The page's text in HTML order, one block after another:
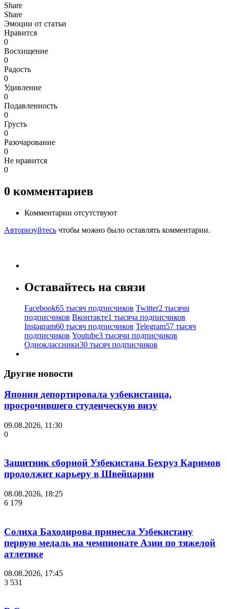
Share
Share
Эмоции от статьи
Нравится
0
Восхищение
0
Радость
0
Удивление
0
Подавленность
0
Грусть
0
Разочарование
0
Не нравится
0
0 комментариев
Комментарии отсутствуют
Авторизуйтесь чтобы можно было оставлять комментарии.
Оставайтесь на связи
Facebook65 тысяч подписчиков Twitter2 тысячи
подписчиков Вконтакте1 тысяча подписчиков
Instagram60 тысяч подписчиков Telegram57 тысяч
подписчиков Youtube3 тысячи подписчиков
Одноклассники30 тысяч подписчиков
Другие новости
Япония депортировала узбекистанца,
просрочившего студенческую визу
09.08.2026, 11:30
0
Защитник сборной Узбекистана Бехруз Каримов
продолжит карьеру в Швейцарии
08.08.2026, 18:25
6 179
Солиха Баходирова принесла Узбекистану
первую медаль на чемпионате Азии по тяжелой
атлетике
08.08.2026, 17:45
3 531